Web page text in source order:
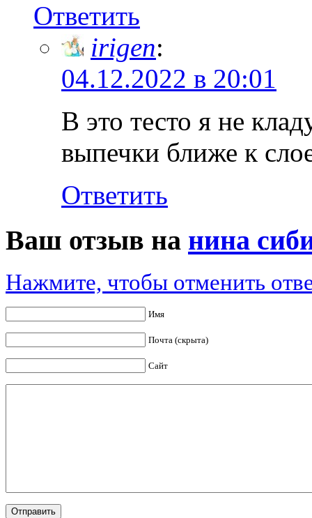
Ответить
irigen:
04.12.2022 в 20:01
В это тесто я не
выпечки ближе к
Ответить
Ваш отзыв на нина
Нажмите, чтобы отменить
Имя
Почта (скрыта)
Сайт